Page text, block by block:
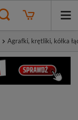
Agrafki, krętliki, kółka